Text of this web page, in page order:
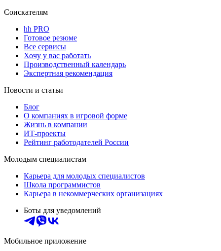
Соискателям
hh PRO
Готовое резюме
Все сервисы
Хочу у вас работать
Производственный календарь
Экспертная рекомендация
Новости и статьи
Блог
О компаниях в игровой форме
Жизнь в компании
ИТ-проекты
Рейтинг работодателей России
Молодым специалистам
Карьера для молодых специалистов
Школа программистов
Карьера в некоммерческих организациях
Боты для уведомлений
Мобильное приложение